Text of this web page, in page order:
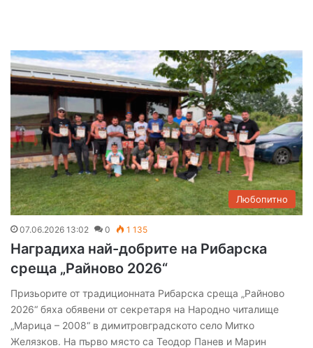
Любопитно
07.06.2026 13:02 0 1 135
Наградиха най-добрите на Рибарска
среща „Райново 2026“
Призьорите от традиционната Рибарска среща „Райново
2026“ бяха обявени от секретаря на Народно читалище
„Марица – 2008“ в димитровградското село Митко
Желязков. На първо място са Теодор Панев и Марин